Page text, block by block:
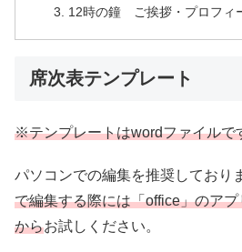
12時の鐘 ご挨拶・プロフィ
席次表テンプレート
※テンプレートはwordファイルで
パソコンでの編集を推奨しており
で編集する際には「office」のア
からお試しください。